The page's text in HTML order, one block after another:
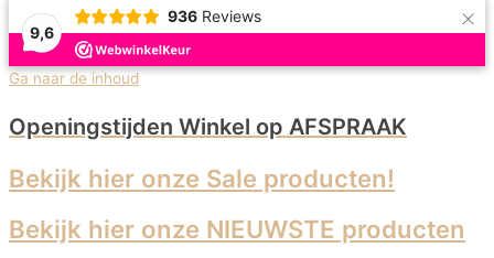
9,6
936 Reviews ×
Ga naar de inhoud
Openingstijden Winkel op AFSPRAAK
Bekijk hier onze Sale producten!
Bekijk hier onze NIEUWSTE producten
Uitverkoop!